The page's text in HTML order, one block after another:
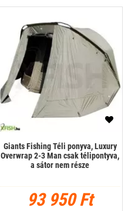
Giants Fishing Téli ponyva, Luxury
Overwrap 2-3 Man csak télipontyva,
a sátor nem része
93 950 Ft